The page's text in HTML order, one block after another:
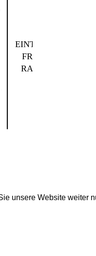
unsere Website weiter
EINTRITT
FREI +
RADIO